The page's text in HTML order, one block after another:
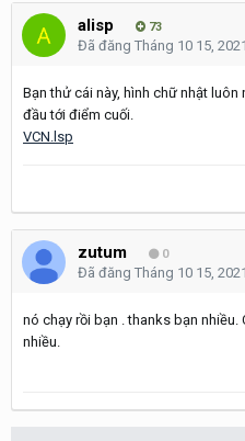
alisp 73
Đã đăng Tháng 10 15, 2021
Bạn thử cái này, hình chữ nhật
đầu tới điểm cuối.
VCN.lsp
zutum 0
Đã đăng Tháng 10 15, 2021
nó chạy rồi bạn . thanks bạn nhiều.
nhiều.